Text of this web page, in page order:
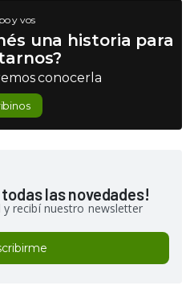
y vos
una historia para
conocerla
las novedades!
recibí nuestro newsletter